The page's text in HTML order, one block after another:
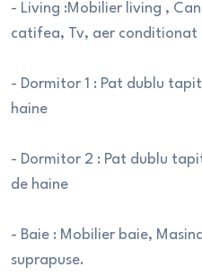
- Living :Mobilier living ,
catifea, Tv, aer conditionat
- Dormitor 1 : Pat dublu
haine
- Dormitor 2 : Pat dublu
de haine
- Baie : Mobilier baie,
suprapuse.